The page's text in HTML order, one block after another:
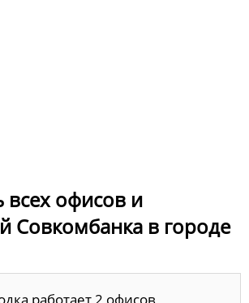
всех офисов и
Совкомбанка в городе